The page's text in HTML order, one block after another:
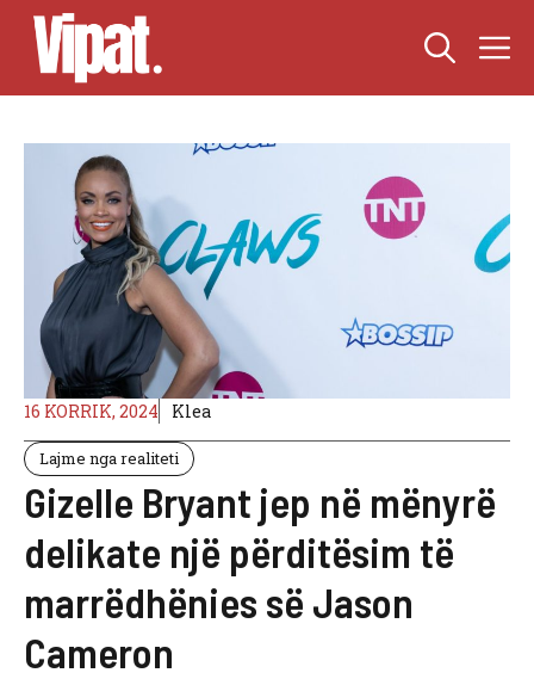
Skip
content
16 KORRIK, 2024 Klea
Lajme nga realiteti
Gizelle Bryant jep në mënyrë
delikate një përditësim të
marrëdhënies së Jason
Cameron